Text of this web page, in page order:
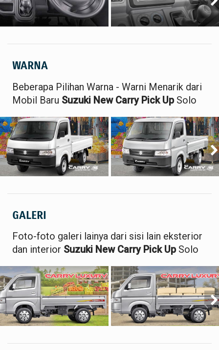
WARNA
Beberapa Pilihan Warna - Warni Menarik dari
Mobil Baru Suzuki New Carry Pick UpSolo
GALERI
Foto-foto galeri lainya dari sisi lain eksterior
dan interior Suzuki New Carry Pick UpSolo